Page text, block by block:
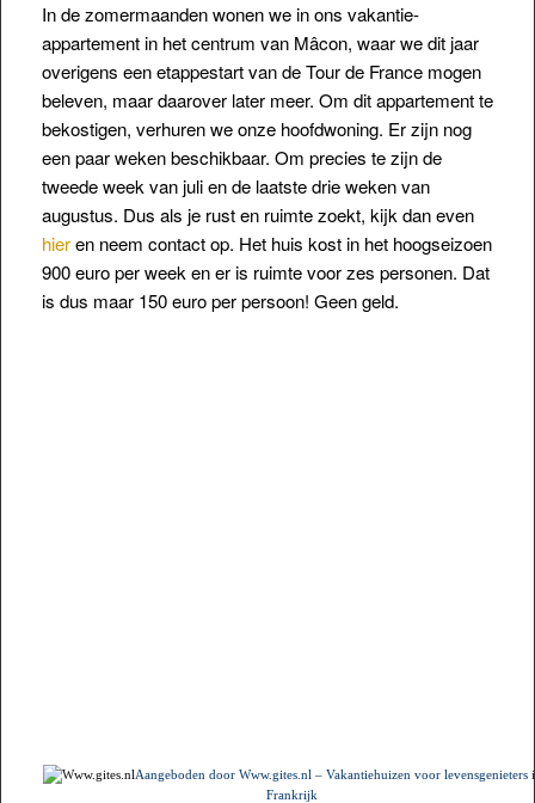
In de zomermaanden wonen we in ons vakantie-
appartement in het centrum van Mâcon, waar we dit jaar
overigens een etappestart van de Tour de France mogen
beleven, maar daarover later meer. Om dit appartement te
bekostigen, verhuren we onze hoofdwoning. Er zijn nog
een paar weken beschikbaar. Om precies te zijn de
tweede week van juli en de laatste drie weken van
augustus. Dus als je rust en ruimte zoekt, kijk dan even
hieren neem contact op. Het huis kost in het hoogseizoen
900 euro per week en er is ruimte voor zes personen. Dat
is dus maar 150 euro per persoon! Geen geld.
Aangeboden door Www.gites.nl – Vakantiehuizen voor levensgenieters
Frankrijk